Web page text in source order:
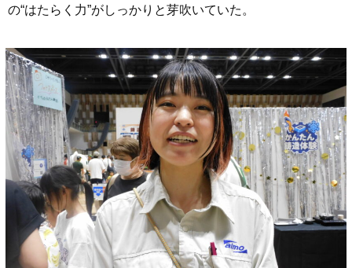
の“はたらく力”がしっかりと芽吹いていた。